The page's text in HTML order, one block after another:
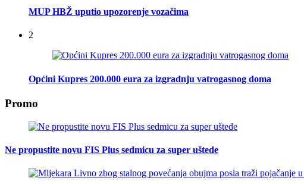
MUP HBŽ uputio upozorenje vozačima
2
Općini Kupres 200.000 eura za izgradnju vatrogasnog doma
Promo
Ne propustite novu FIS Plus sedmicu za super uštede